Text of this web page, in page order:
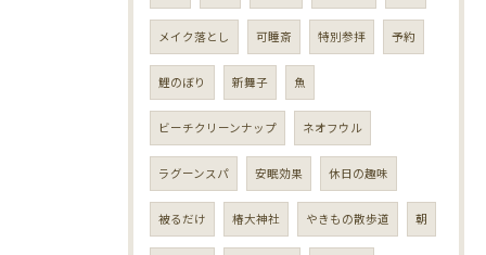
メイク落とし 可睡斎 特別参拝 予約
鯉のぼり 新舞子 魚
ビーチクリーンナップ ネオフウル
ラグーンスパ 安眠効果 休日の趣味
被るだけ 椿大神社 やきもの散歩道 朝